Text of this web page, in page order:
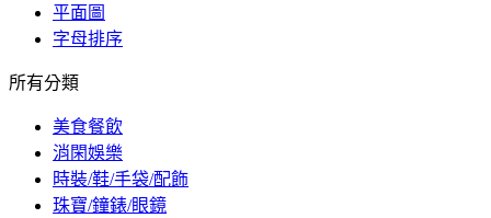
平面圖
字母排序
所有分類
美食餐飲
消閑娛樂
時裝/鞋/手袋/配飾
珠寶/鐘錶/眼鏡